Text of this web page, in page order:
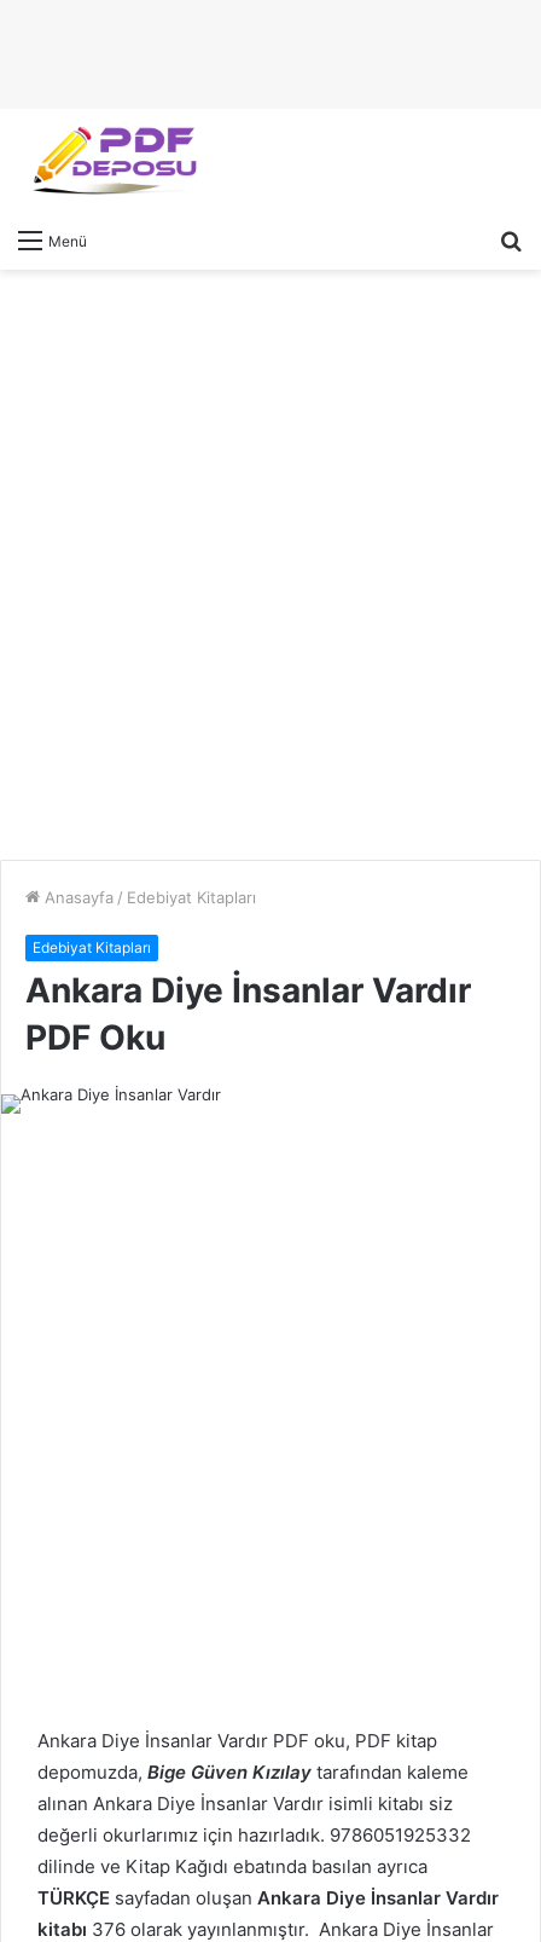
Menü
Anasayfa / Edebiyat Kitapları
Edebiyat Kitapları
Ankara Diye İnsanlar Vardır
PDF Oku
Ankara Diye İnsanlar Vardır PDF oku, PDF kitap
depomuzda, Bige Güven Kızılay tarafından kaleme
alınan Ankara Diye İnsanlar Vardır isimli kitabı siz
değerli okurlarımız için hazırladık. 9786051925332
dilinde ve Kitap Kağıdı ebatında basılan ayrıca
TÜRKÇE sayfadan oluşan Ankara Diye İnsanlar Vardır
kitabı 376 olarak yayınlanmıştır. Ankara Diye İnsanlar